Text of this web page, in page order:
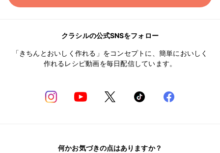
クラシルの公式SNSをフォロー
「きちんとおいしく作れる」をコンセプトに、簡単においしく
作れるレシピ動画を毎日配信しています。
何かお気づきの点はありますか？